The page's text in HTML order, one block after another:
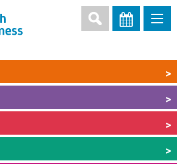
>
>
>
>